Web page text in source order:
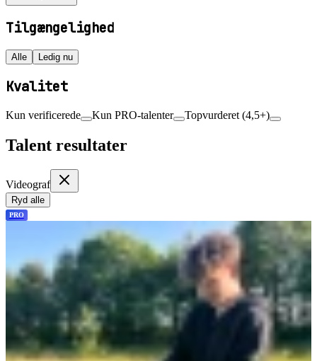
Tilgængelighed
Alle Ledig nu
Kvalitet
Kun verificerede Kun PRO-talenter Topvurderet (4,5+)
Talent resultater
Videograf
Ryd alle
PRO